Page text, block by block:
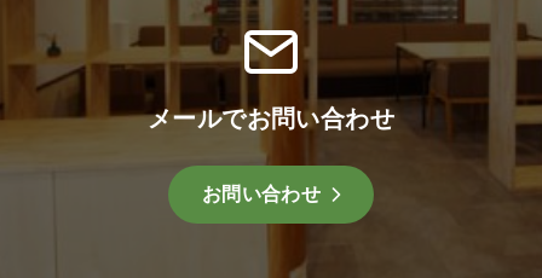
メールでお問い合わせ
お問い合わせ